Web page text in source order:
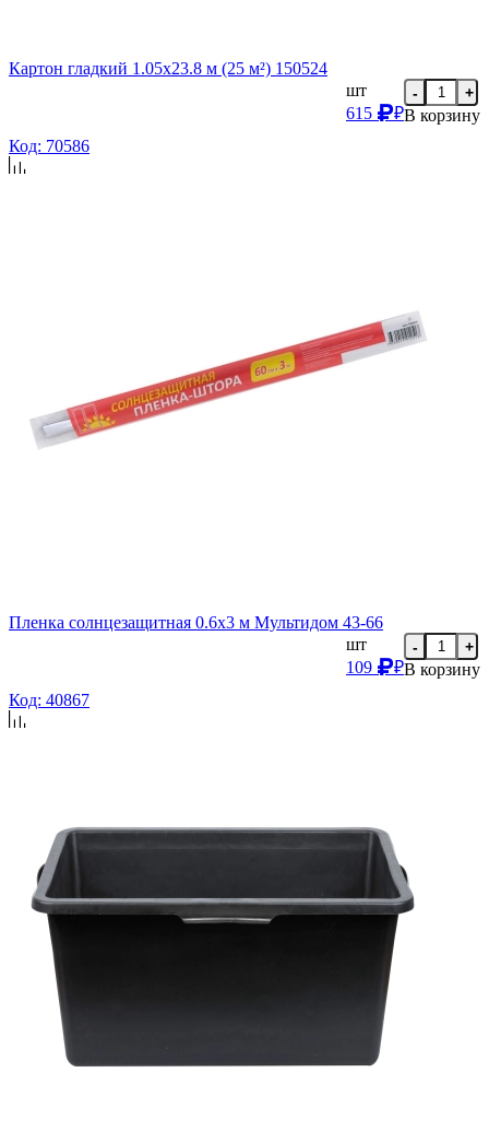
Картон гладкий 1.05х23.8 м (25 м²) 150524
шт
615
₽
- +
В корзину
Код: 70586
Пленка солнцезащитная 0.6х3 м Мультидом 43-66
шт
109
₽
- +
В корзину
Код: 40867